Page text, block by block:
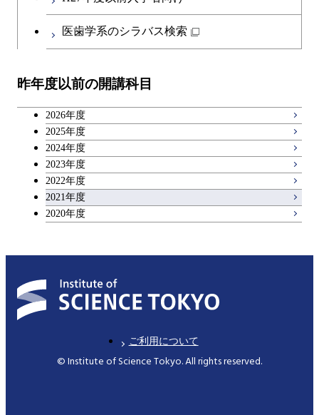
広域教養科目
医歯学系のシラバス検索
昨年度以前の開講科目
2026年度
2025年度
2024年度
2023年度
2022年度
2021年度
2020年度
ご利用について
© Institute of Science Tokyo. All rights reserved.